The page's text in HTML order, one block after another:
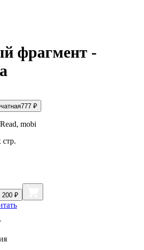
фрагмент -
777 ₽
mobi
₽